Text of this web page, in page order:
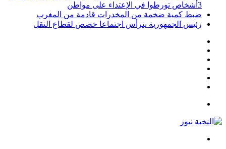
3أشخاص تورطوا في الإعتداء على مواطن
ضبط كمية ضخمة من المخدرات قادمة من المغرب
رئيس الجمهورية يترأس اجتماعا خصص لقطاع النقل